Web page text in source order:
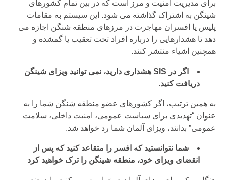
برای مدیریت امنیت و مرز است که در بین تمام کشورهای
شینگن به اشتراک گذاشته می شود. این سیستم به مقامات
پلیس یا افسران مهاجرت در مرزهای منطقه شنگن اجازه می
دهد تا هشدارهایی را درباره افراد تحت تعقیب یا گمشده و
همچنین اشیاء منتشر کنند.
اگر در SIS هشداری دارید، نمی توانید ویزای شینگن
دریافت کنید.
به همین ترتیب، اگر کشورهای عضو منطقه شنگن شما را به
عنوان “تهدیدی برای سیاست عمومی، امنیت داخلی، سلامت
عمومی” بدانند، ویزای آلمان شما رد خواهد شد.
شما نتوانستید که افسر را متقاعد کنید که پس از
انقضای ویزای خود، منطقه شینگن را ترک خواهید کرد